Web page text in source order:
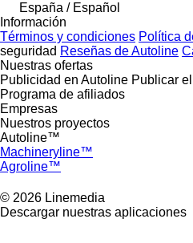
España / Español
Información
Términos y condiciones Política
seguridad Reseñas de Autoline
Nuestras ofertas
Publicidad en Autoline Publicar
Programa de afiliados
Empresas
Nuestros proyectos
Autoline™
Machineryline™
Agroline™
© 2026 Linemedia
Descargar nuestras aplicaciones